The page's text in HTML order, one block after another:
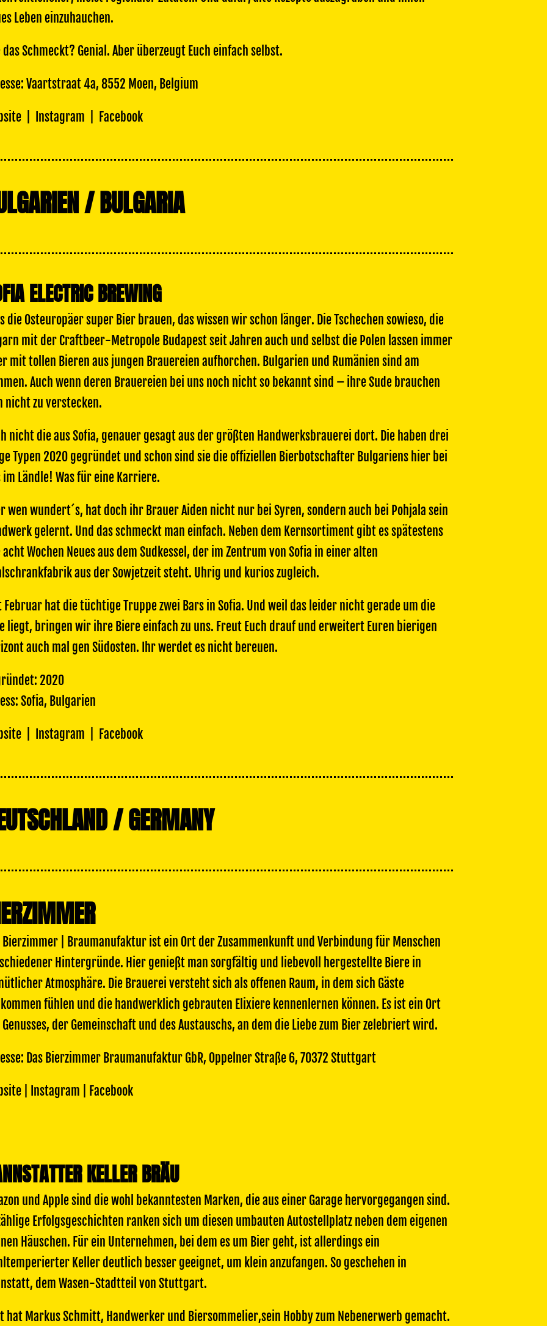
Leben einzuhauchen.
das Schmeckt? Genial. Aber überzeugt Euch einfach selbst.
Vaartstraat 4a, 8552 Moen, Belgium
| Instagram Facebook
/ BULGARIA
ELECTRIC BREWING
die Osteuropäer super Bier brauen, das wissen wir schon länger. Die Tschechen sowieso, die
mit der Craftbeer-Metropole Budapest seit Jahren auch und selbst die Polen lassen immer
mit tollen Bieren aus jungen Brauereien aufhorchen. Bulgarien und Rumänien sind am
Auch wenn deren Brauereien bei uns noch nicht so bekannt sind – ihre Sude brauchen
nicht zu verstecken.
nicht die aus Sofia, genauer gesagt aus der größten Handwerksbrauerei dort. Die haben drei
Typen 2020 gegründet und schon sind sie die offiziellen Bierbotschafter Bulgariens hier bei
im Ländle! Was für eine Karriere.
wen wundert´s, hat doch ihr Brauer Aiden nicht nur bei Syren, sondern auch bei Pohjala sein
gelernt. Und das schmeckt man einfach. Neben dem Kernsortiment gibt es spätestens
Wochen Neues aus dem Sudkessel, der im Zentrum von Sofia in einer alten
aus der Sowjetzeit steht. Uhrig und kurios zugleich.
Februar hat die tüchtige Truppe zwei Bars in Sofia. Und weil das leider nicht gerade um die
liegt, bringen wir ihre Biere einfach zu uns. Freut Euch drauf und erweitert Euren bierigen
auch mal gen Südosten. Ihr werdet es nicht bereuen.
2020
Sofia, Bulgarien
| Instagram Facebook
/ GERMANY
Bierzimmer | Braumanufaktur ist ein Ort der Zusammenkunft und Verbindung für Menschen
Hintergründe. Hier genießt man sorgfältig und liebevoll hergestellte Biere in
Atmosphäre. Die Brauerei versteht sich als offenen Raum, in dem sich Gäste
fühlen und die handwerklich gebrauten Elixiere kennenlernen können. Es ist ein Ort
Genusses, der Gemeinschaft und des Austauschs, an dem die Liebe zum Bier zelebriert wird.
Das Bierzimmer Braumanufaktur GbR, Oppelner Straße 6, 70372 Stuttgart
| Instagram Facebook
KELLER BRÄU
und Apple sind die wohl bekanntesten Marken, die aus einer Garage hervorgegangen sind.
Erfolgsgeschichten ranken sich um diesen umbauten Autostellplatz neben dem eigenen
Häuschen. Für ein Unternehmen, bei dem es um Bier geht, ist allerdings ein
Keller deutlich besser geeignet, um klein anzufangen. So geschehen in
dem Wasen-Stadtteil von Stuttgart.
hat Markus Schmitt, Handwerker und Biersommelier,sein Hobby zum Nebenerwerb gemacht.